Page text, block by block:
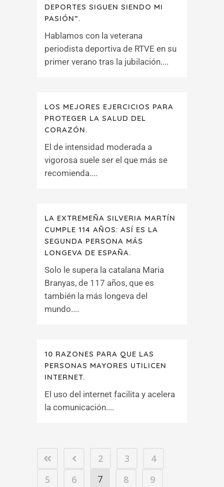
DEPORTES SIGUEN SIENDO MI
PASIÓN”.
Hablamos con la veterana
periodista deportiva de RTVE en su
primer verano tras la jubilación....
LOS MEJORES EJERCICIOS PARA
PROTEGER LA SALUD DEL
CORAZÓN.
El de intensidad moderada a
vigorosa suele ser el que más se
recomienda....
LA EXTREMEÑA SILVERIA MARTÍN
CUMPLE 114 AÑOS: ASÍ ES LA
SEGUNDA PERSONA MÁS
LONGEVA DE ESPAÑA.
Solo le supera la catalana Maria
Branyas, de 117 años, que es
también la más longeva del
mundo....
10 RAZONES PARA QUE LAS
PERSONAS MAYORES UTILICEN
INTERNET.
El uso del internet facilita y acelera
la comunicación....
2 3
4
5
6 7 8
9